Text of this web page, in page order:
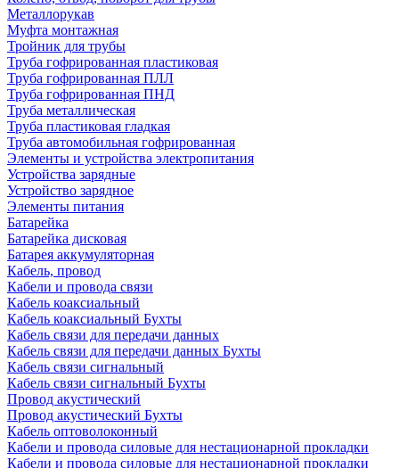
Металлорукав
Муфта монтажная
Тройник для трубы
Труба гофрированная пластиковая
Труба гофрированная ПЛЛ
Труба гофрированная ПНД
Труба металлическая
Труба пластиковая гладкая
Труба автомобильная гофрированная
Элементы и устройства электропитания
Устройства зарядные
Устройство зарядное
Элементы питания
Батарейка
Батарейка дисковая
Батарея аккумуляторная
Кабель, провод
Кабели и провода связи
Кабель коаксиальный
Кабель коаксиальный Бухты
Кабель связи для передачи данных
Кабель связи для передачи данных Бухты
Кабель связи сигнальный
Кабель связи сигнальный Бухты
Провод акустический
Провод акустический Бухты
Кабель оптоволоконный
Кабели и провода силовые для нестационарной прокладки
Кабели и провода силовые для нестационарной прокладки